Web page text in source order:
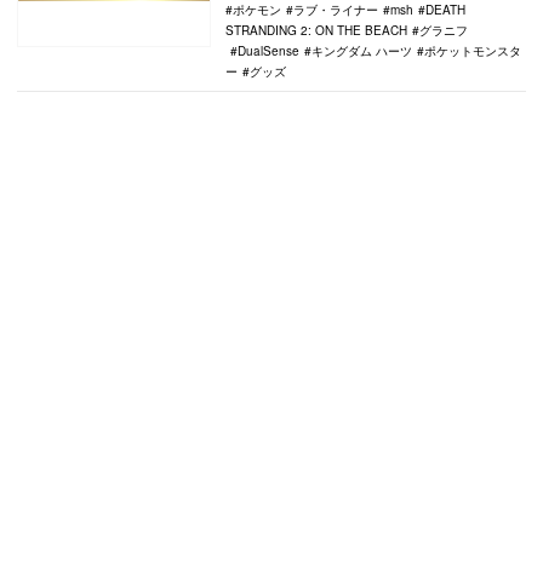
ポケモン
ラブ・ライナー msh
DEATH
STRANDING 2: ON THE BEACH
グラニフ
DualSense
キングダム ハーツ
ポケットモンスタ
ー
グッズ